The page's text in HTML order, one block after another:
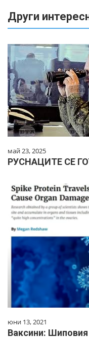
Други
май 23, 2025
РУСНАЦИТЕ СЕ
юни 13, 2021
Ваксини: